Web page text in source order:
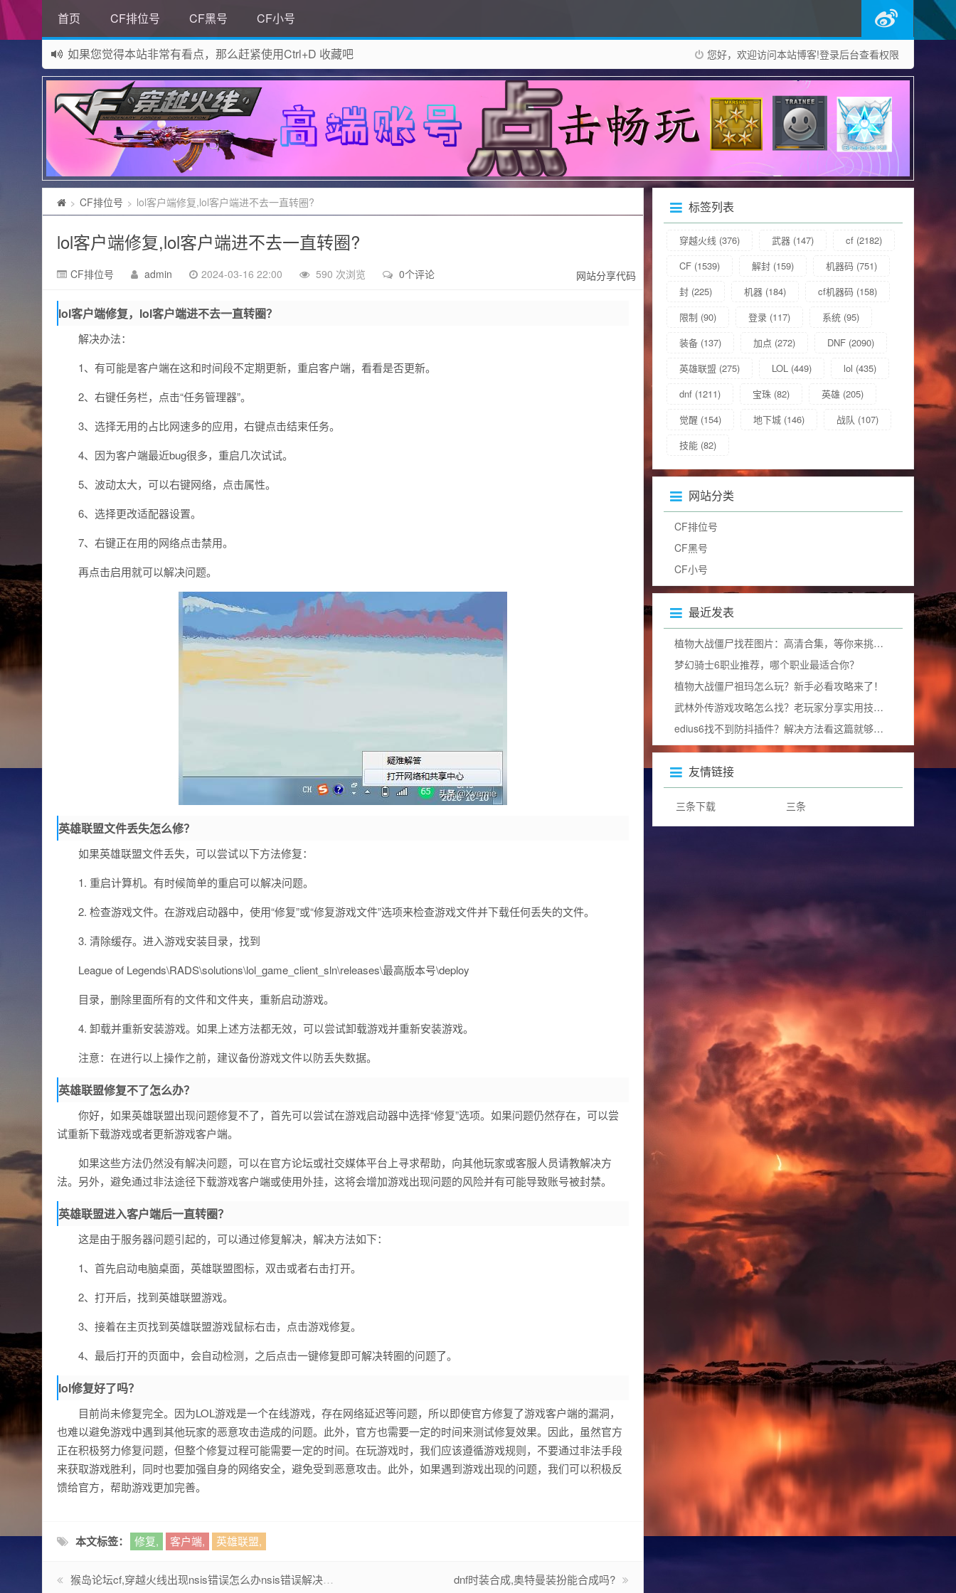
首页 CF排位号 CF黑号 CF小号
您好，欢迎访问本站博客!登录后台查看权限
如果您觉得本站非常有看点，那么赶紧使用Ctrl+D 收藏吧
网站所有资源均来自网络，如有侵权请联系站长删除！
> CF排位号 > lol客户端修复,lol客户端进不去一直转圈?
lol客户端修复,lol客户端进不去一直转圈?
CF排位号 admin 2024-03-16 22:00 590 次浏览 0个评论 网站分享代码
lol客户端修复，lol客户端进不去一直转圈？
解决办法：
1、有可能是客户端在这和时间段不定期更新，重启客户端，看看是否更新。
2、右键任务栏，点击“任务管理器”。
3、选择无用的占比网速多的应用，右键点击结束任务。
4、因为客户端最近bug很多，重启几次试试。
5、波动太大，可以右键网络，点击属性。
6、选择更改适配器设置。
7、右键正在用的网络点击禁用。
再点击启用就可以解决问题。
英雄联盟文件丢失怎么修？
如果英雄联盟文件丢失，可以尝试以下方法修复：
1. 重启计算机。有时候简单的重启可以解决问题。
2. 检查游戏文件。在游戏启动器中，使用“修复”或“修复游戏文件”选项来检查游戏文件并下载任何丢失的文件。
3. 清除缓存。进入游戏安装目录，找到
League of Legends\RADS\solutions\lol_game_client_sln\releases\最高版本号\deploy
目录，删除里面所有的文件和文件夹，重新启动游戏。
4. 卸载并重新安装游戏。如果上述方法都无效，可以尝试卸载游戏并重新安装游戏。
注意：在进行以上操作之前，建议备份游戏文件以防丢失数据。
英雄联盟修复不了怎么办？
你好，如果英雄联盟出现问题修复不了，首先可以尝试在游戏启动器中选择“修复”选项。如果问题仍然存在，可以尝
试重新下载游戏或者更新游戏客户端。
如果这些方法仍然没有解决问题，可以在官方论坛或社交媒体平台上寻求帮助，向其他玩家或客服人员请教解决方
法。另外，避免通过非法途径下载游戏客户端或使用外挂，这将会增加游戏出现问题的风险并有可能导致账号被封禁。
英雄联盟进入客户端后一直转圈？
这是由于服务器问题引起的，可以通过修复解决，解决方法如下：
1、首先启动电脑桌面，英雄联盟图标，双击或者右击打开。
2、打开后，找到英雄联盟游戏。
3、接着在主页找到英雄联盟游戏鼠标右击，点击游戏修复。
4、最后打开的页面中，会自动检测，之后点击一键修复即可解决转圈的问题了。
lol修复好了吗？
目前尚未修复完全。因为LOL游戏是一个在线游戏，存在网络延迟等问题，所以即使官方修复了游戏客户端的漏洞，
也难以避免游戏中遇到其他玩家的恶意攻击造成的问题。此外，官方也需要一定的时间来测试修复效果。因此，虽然官方
正在积极努力修复问题，但整个修复过程可能需要一定的时间。在玩游戏时，我们应该遵循游戏规则，不要通过非法手段
来获取游戏胜利，同时也要加强自身的网络安全，避免受到恶意攻击。此外，如果遇到游戏出现的问题，我们可以积极反
馈给官方，帮助游戏更加完善。
本文标签： 修复, 客户端, 英雄联盟,
猴岛论坛cf,穿越火线出现nsis错误怎么办nsis错误解决办法? dnf时装合成,奥特曼装扮能合成吗?
标签列表
穿越火线 (376) 武器 (147) cf (2182)
CF (1539) 解封 (159) 机器码 (751)
封 (225) 机器 (184) cf机器码 (158)
限制 (90) 登录 (117) 系统 (95)
装备 (137) 加点 (272) DNF (2090)
英雄联盟 (275) LOL (449) lol (435)
dnf (1211) 宝珠 (82) 英雄 (205)
觉醒 (154) 地下城 (146) 战队 (107)
技能 (82)
网站分类
CF排位号
CF黑号
CF小号
最近发表
植物大战僵尸找茬图片：高清合集，等你来挑战眼力极限！
梦幻骑士6职业推荐，哪个职业最适合你？
植物大战僵尸祖玛怎么玩？新手必看攻略来了！
武林外传游戏攻略怎么找？老玩家分享实用技巧！
edius6找不到防抖插件？解决方法看这篇就够了！
友情链接
三条下载 三条